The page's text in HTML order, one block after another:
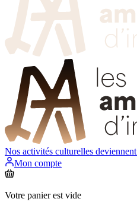
Nos activités culturelles deviennent
Mon compte
Votre panier est vide